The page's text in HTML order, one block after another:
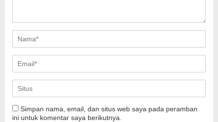
Simpan nama, email, dan situs web saya pada peramban
ini untuk komentar saya berikutnya.